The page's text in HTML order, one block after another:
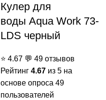
Кулер для
воды Aqua Work 73-
LDS черный
⭐ 4.67 💬 49 отзывов
Рейтинг 4.67 из 5 на
основе опроса 49
пользователей